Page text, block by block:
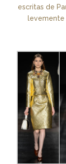
escritas de
levemente